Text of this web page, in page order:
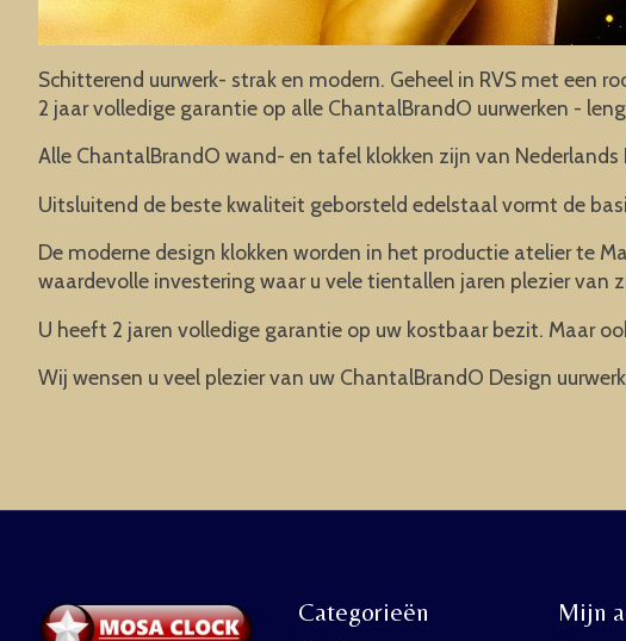
Schitterend uurwerk- strak en modern. Geheel in RVS met een
2 jaar volledige garantie op alle ChantalBrandO uurwerken -
Alle ChantalBrandO wand- en tafel klokken zijn van Nederlands
Uitsluitend de beste kwaliteit geborsteld edelstaal vormt de
De moderne design klokken worden in het productie atelier te
waardevolle investering waar u vele tientallen jaren plezier van
U heeft 2 jaren volledige garantie op uw kostbaar bezit. Maar
Wij wensen u veel plezier van uw ChantalBrandO Design
Categorieën Mijn